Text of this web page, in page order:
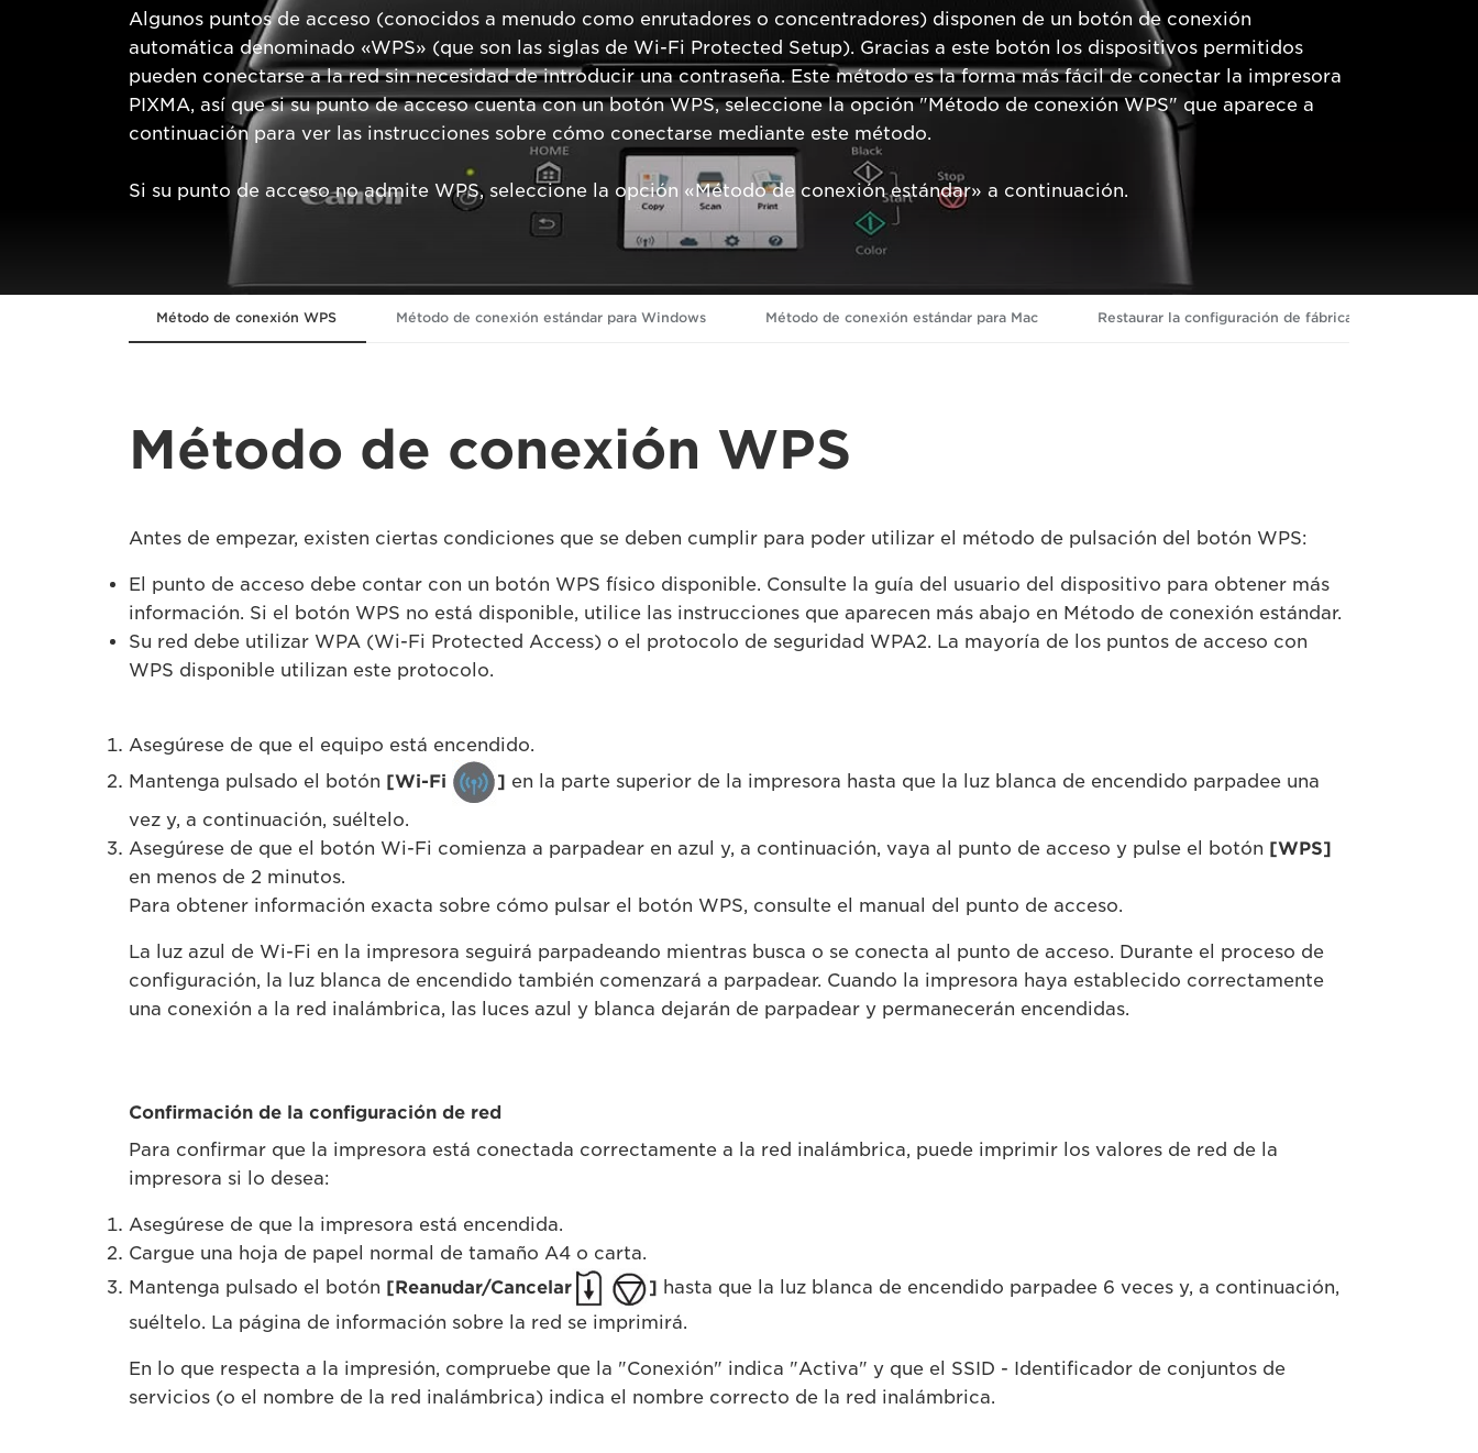
Algunos puntos de acceso (conocidos a menudo como enrutadores o concentradores) disponen de un botón de conexión
automática denominado «WPS» (que son las siglas de Wi-Fi Protected Setup). Gracias a este botón los dispositivos permitidos
pueden conectarse a la red sin necesidad de introducir una contraseña. Este método es la forma más fácil de conectar la impresora
PIXMA, así que si su punto de acceso cuenta con un botón WPS, seleccione la opción "Método de conexión WPS" que aparece a
continuación para ver las instrucciones sobre cómo conectarse mediante este método.
Si su punto de acceso no admite WPS, seleccione la opción «Método de conexión estándar» a continuación.
Método de conexión WPS Método de conexión estándar para Windows Método de conexión estándar para Mac Restaurar la configuración de fábrica
Método de conexión WPS
Antes de empezar, existen ciertas condiciones que se deben cumplir para poder utilizar el método de pulsación del botón WPS:
El punto de acceso debe contar con un botón WPS físico disponible. Consulte la guía del usuario del dispositivo para obtener más
información. Si el botón WPS no está disponible, utilice las instrucciones que aparecen más abajo en Método de conexión estándar.
Su red debe utilizar WPA (Wi-Fi Protected Access) o el protocolo de seguridad WPA2. La mayoría de los puntos de acceso con
WPS disponible utilizan este protocolo.
Asegúrese de que el equipo está encendido.
Mantenga pulsado el botón [Wi-Fi ] en la parte superior de la impresora hasta que la luz blanca de encendido parpadee una
vez y, a continuación, suéltelo.
Asegúrese de que el botón Wi-Fi comienza a parpadear en azul y, a continuación, vaya al punto de acceso y pulse el botón [WPS]
en menos de 2 minutos.
Para obtener información exacta sobre cómo pulsar el botón WPS, consulte el manual del punto de acceso.
La luz azul de Wi-Fi en la impresora seguirá parpadeando mientras busca o se conecta al punto de acceso. Durante el proceso de
configuración, la luz blanca de encendido también comenzará a parpadear. Cuando la impresora haya establecido correctamente
una conexión a la red inalámbrica, las luces azul y blanca dejarán de parpadear y permanecerán encendidas.
Confirmación de la configuración de red
Para confirmar que la impresora está conectada correctamente a la red inalámbrica, puede imprimir los valores de red de la
impresora si lo desea:
Asegúrese de que la impresora está encendida.
Cargue una hoja de papel normal de tamaño A4 o carta.
Mantenga pulsado el botón [Reanudar/Cancelar ] hasta que la luz blanca de encendido parpadee 6 veces y, a continuación,
suéltelo. La página de información sobre la red se imprimirá.
En lo que respecta a la impresión, compruebe que la "Conexión" indica "Activa" y que el SSID - Identificador de conjuntos de
servicios (o el nombre de la red inalámbrica) indica el nombre correcto de la red inalámbrica.